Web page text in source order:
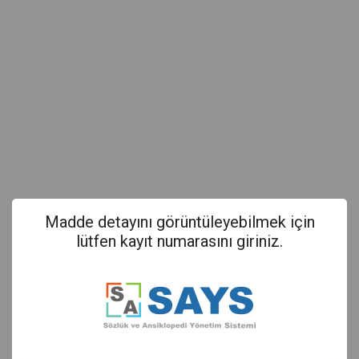
Madde detayını görüntüleyebilmek için
lütfen kayıt numarasını giriniz.